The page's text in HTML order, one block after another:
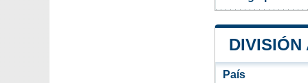
DIVISIÓN
País